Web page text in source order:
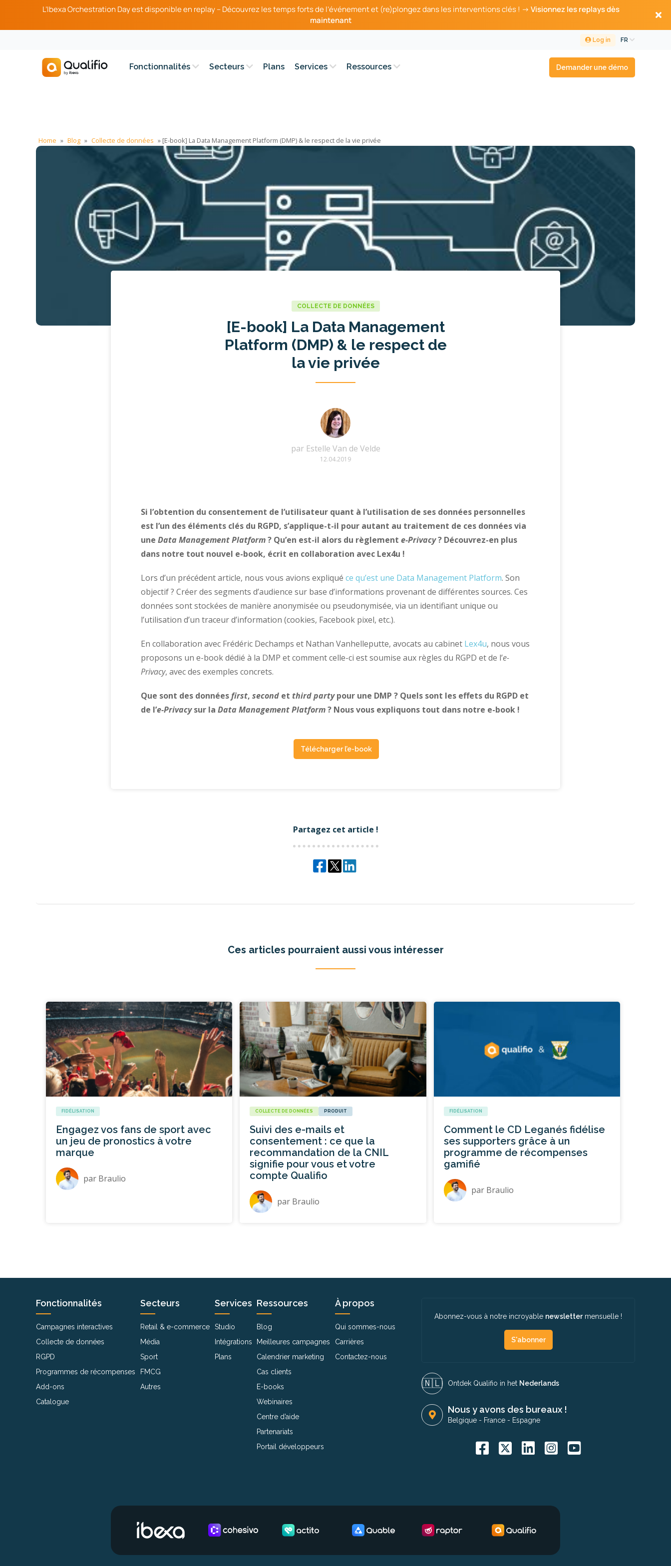
L’Ibexa Orchestration Day est disponible en replay – Découvrez les temps forts de l’événement et (re)plongez dans les interventions clés ! → Visionnez les replays dès
maintenant
FR
Log in
Fonctionnalités Secteurs Plans Services Ressources Demander une démo
Home » Blog » Collecte de données » [E-book] La Data Management Platform (DMP) & le respect de la vie privée
COLLECTE DE DONNÉES
[E-book] La Data Management
Platform (DMP) & le respect de
la vie privée
par Estelle Van de Velde
12.04.2019
Si l’obtention du consentement de l’utilisateur quant à l’utilisation de ses données personnelles
est l’un des éléments clés du RGPD, s’applique-t-il pour autant au traitement de ces données via
une Data Management Platform? Qu’en est-il alors du règlement e-Privacy? Découvrez-en plus
dans notre tout nouvel e-book, écrit en collaboration avec Lex4u !
Lors d’un précédent article, nous vous avions expliqué ce qu’est une Data Management Platform. Son
objectif ? Créer des segments d’audience sur base d’informations provenant de différentes sources. Ces
données sont stockées de manière anonymisée ou pseudonymisée, via un identifiant unique ou
l’utilisation d’un traceur d’information (cookies, Facebook pixel, etc.).
En collaboration avec Frédéric Dechamps et Nathan Vanhelleputte, avocats au cabinet Lex4u, nous vous
proposons un e-book dédié à la DMP et comment celle-ci est soumise aux règles du RGPD et de l’e-
Privacy, avec des exemples concrets.
Que sont des donnéesfirst, second et third partypour une DMP ? Quels sont les effets du RGPD et
de l’e-Privacysur la Data Management Platform? Nous vous expliquons tout dans notre e-book !
Télécharger l’e-book
Partagez cet article !
Ces articles pourraient aussi vous intéresser
FIDÉLISATION
Engagez vos fans de sport avec
un jeu de pronostics à votre
marque
par Braulio
COLLECTE DE DONNÉES PRODUIT
Suivi des e-mails et
consentement : ce que la
recommandation de la CNIL
signifie pour vous et votre
compte Qualifio
par Braulio
FIDÉLISATION
Comment le CD Leganés fidélise
ses supporters grâce à un
programme de récompenses
gamifié
par Braulio
Fonctionnalités
Campagnes interactives
Collecte de données
RGPD
Programmes de récompenses
Add-ons
Catalogue
Secteurs
Retail & e-commerce
Média
Sport
FMCG
Autres
Services
Studio
Intégrations
Plans
Ressources
Blog
Meilleures campagnes
Calendrier marketing
Cas clients
E-books
Webinaires
Centre d’aide
Partenariats
Portail développeurs
À propos
Qui sommes-nous
Carrières
Contactez-nous
Abonnez-vous à notre incroyable newslettermensuelle !
S'abonner
🇳🇱​ Ontdek Qualifio in het Nederlands
Nous y avons des bureaux !
Belgique - France - Espagne